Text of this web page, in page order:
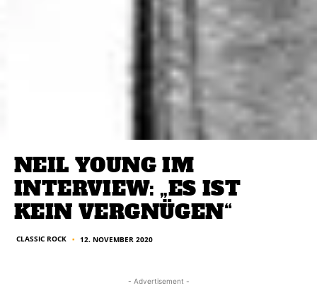
NEIL YOUNG IM
INTERVIEW: „ES IST
KEIN VERGNÜGEN“
CLASSIC ROCK ■ 12. NOVEMBER 2020
- Advertisement -